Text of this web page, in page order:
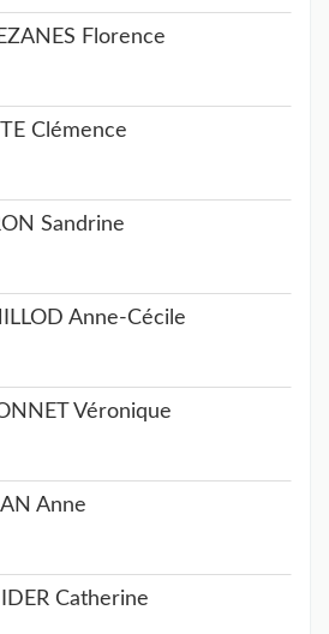
Florence
Clémence
Sandrine
Anne-Cécile
Véronique
Anne
Catherine